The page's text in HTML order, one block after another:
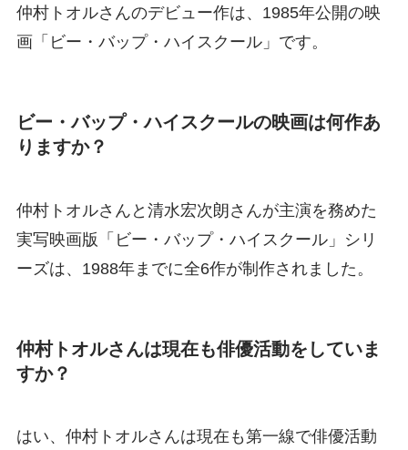
仲村トオルさんのデビュー作は、1985年公開の映
画「ビー・バップ・ハイスクール」です。
ビー・バップ・ハイスクールの映画は何作あ
りますか？
仲村トオルさんと清水宏次朗さんが主演を務めた
実写映画版「ビー・バップ・ハイスクール」シリ
ーズは、1988年までに全6作が制作されました。
仲村トオルさんは現在も俳優活動をしていま
すか？
はい、仲村トオルさんは現在も第一線で俳優活動